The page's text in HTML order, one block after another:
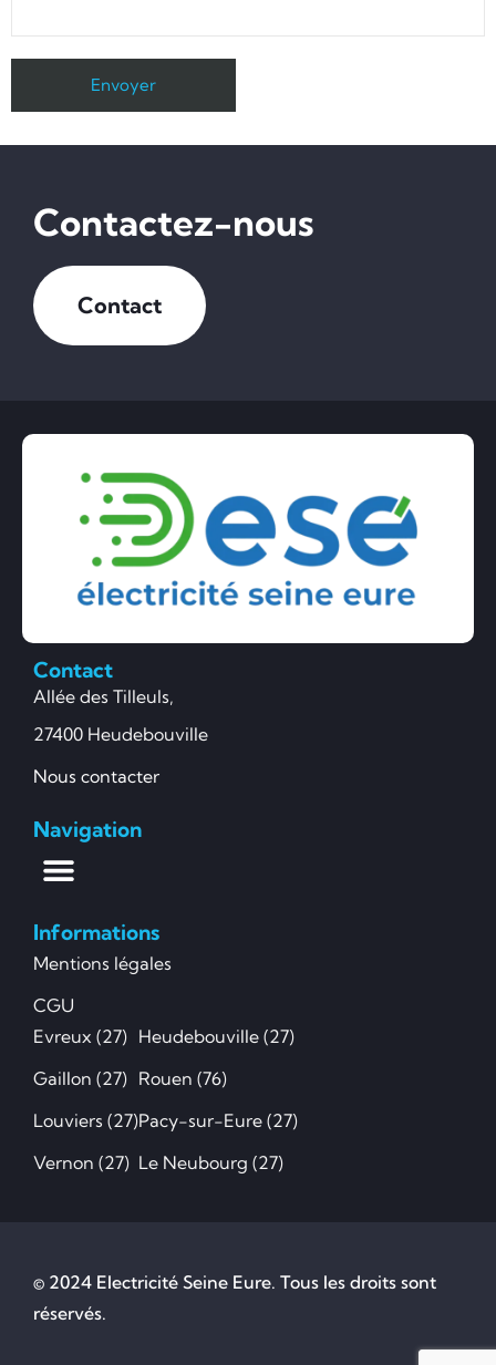
Contactez-nous
Contact
Contact
Allée des Tilleuls,
27400 Heudebouville
Nous contacter
Navigation
Informations
Mentions légales
CGU
Evreux (27)
Gaillon (27)
Louviers (27)
Vernon (27)
Heudebouville (27)
Rouen (76)
Pacy-sur-Eure (27)
Le Neubourg (27)
© 2024 Electricité Seine Eure. Tous les droits sont
réservés.